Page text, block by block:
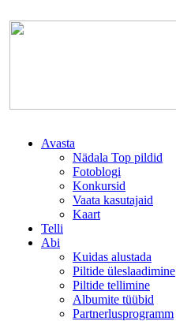
Avasta
Nädala Top pildid
Fotoblogi
Konkursid
Vaata kasutajaid
Kaart
Telli
Abi
Kuidas alustada
Piltide üleslaadimine
Piltide tellimine
Albumite tüübid
Partnerlusprogramm